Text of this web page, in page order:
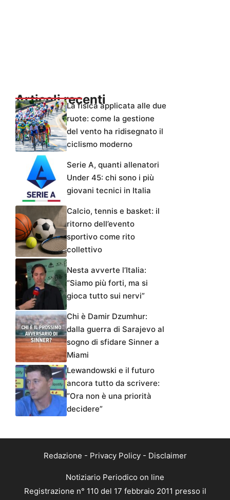
Articoli recentiLa fisica applicata alle due
ruote: come la gestione
del vento ha ridisegnato il
ciclismo moderno
Serie A, quanti allenatori
Under 45: chi sono i più
giovani tecnici in Italia
Calcio, tennis e basket: il
ritorno dell’evento
sportivo come rito
collettivo
Nesta avverte l’Italia:
“Siamo più forti, ma si
gioca tutto sui nervi”
Chi è Damir Dzumhur:
dalla guerra di Sarajevo al
sogno di sfidare Sinner a
Miami
Lewandowski e il futuro
ancora tutto da scrivere:
“Ora non è una priorità
decidere”
Redazione - Privacy Policy- Disclaimer
Notiziario Periodico on line
Registrazione n° 110 del 17 febbraio 2011 presso il